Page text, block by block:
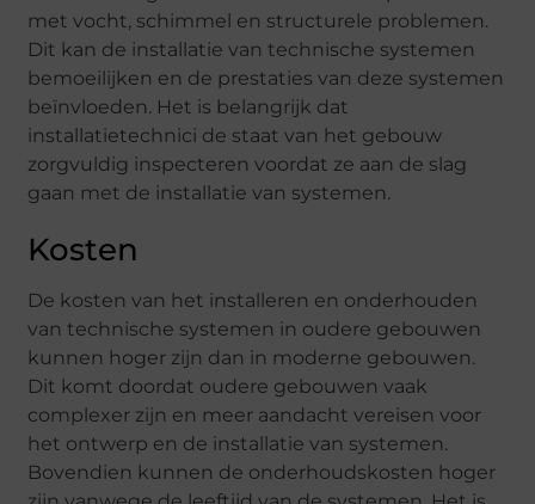
met vocht, schimmel en structurele problemen.
Dit kan de installatie van technische systemen
bemoeilijken en de prestaties van deze systemen
beïnvloeden. Het is belangrijk dat
installatietechnici de staat van het gebouw
zorgvuldig inspecteren voordat ze aan de slag
gaan met de installatie van systemen.
Kosten
De kosten van het installeren en onderhouden
van technische systemen in oudere gebouwen
kunnen hoger zijn dan in moderne gebouwen.
Dit komt doordat oudere gebouwen vaak
complexer zijn en meer aandacht vereisen voor
het ontwerp en de installatie van systemen.
Bovendien kunnen de onderhoudskosten hoger